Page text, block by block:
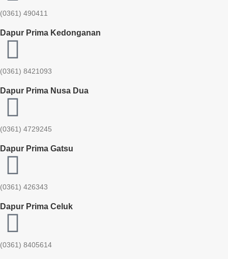
(0361) 490411​
Dapur Prima Kedonganan
(0361) 8421093
Dapur Prima Nusa Dua
(0361) 4729245
Dapur Prima Gatsu
(0361) 426343
Dapur Prima Celuk
(0361) 8405614